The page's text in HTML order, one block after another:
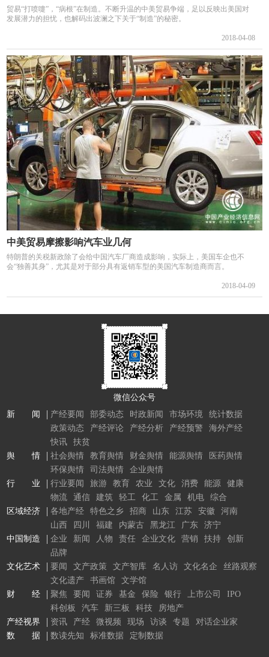
贸易“打喷嚏”，“病根”在制造。不断升温的中美贸易争端，足以反映出美国对
发展潜力的担忧，也解码出波澜之下关于“制造”的秘密。
2018-04-08
中美贸易摩擦影响汽车业几何
特朗普的关税新政除了会给中国汽车厂商造成影响，实际上，美国车企也不
会“独善其身”，尤其是对于部分具有返销车型的美国汽车制造商而言。
2018-04-09
微信公众号
新 闻
产经要闻 部委动态 时政新闻 市场环境
统计数据
政策动态
产经评论 产经分析 产经预警
海外产经
快讯
扶贫
舆 情
社会舆情 教育舆情 财金舆情 能源舆情
医药舆情
环保舆情
司法舆情
企业舆情
行 业
行业要闻 旅游 教育 农业 文化 消费 能源
健康
物流
通信 建筑 轻工 化工 金属 机电
综合
区域经济
各地产经 特色之乡 招商 山东 江苏 安徽
河南
山西
四川 福建 内蒙古 黑龙江 广东
济宁
中国制造
企业 新闻 人物 责任 企业文化 营销 扶持
创新
品牌
文化艺术
要闻 文产政策 文产智库 名人访 文化名企
丝路观察
文化遗产
书画馆
文学馆
财 经
聚焦 要闻 证券 基金 保险 银行 上市公司
IPO
科创板
汽车 新三板 科技
房地产
产经视界
资讯 产经 微视频 现场 访谈 专题
对话企业家
数 据
数读先知 标准数据 定制数据